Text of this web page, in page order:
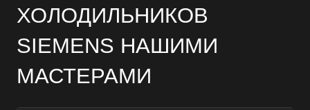
ХОЛОДИЛЬНИКОВ
SIEMENS НАШИМИ
МАСТЕРАМИ